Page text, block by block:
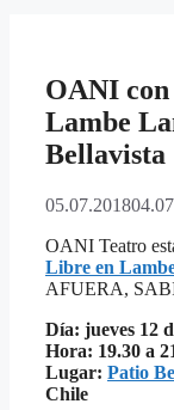
OANI
Lambe
Bellavista
05.07.2018
OANI Teatro
Libre en
AFUERA,
Día: jueves 12
Hora: 19.30 a
Lugar: Patio
Chile